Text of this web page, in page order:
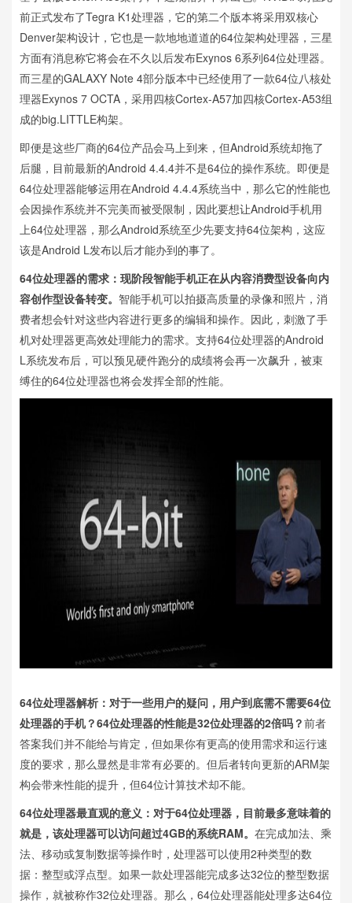
前正式发布了Tegra K1处理器，它的第二个版本将采用双核心
Denver架构设计，它也是一款地地道道的64位架构处理器，三星
方面有消息称它将会在不久以后发布Exynos 6系列64位处理器。
而三星的GALAXY Note 4部分版本中已经使用了一款64位八核处
理器Exynos 7 OCTA，采用四核Cortex-A57加四核Cortex-A53组
成的big.LITTLE构架。
即便是这些厂商的64位产品会马上到来，但Android系统却拖了
后腿，目前最新的Android 4.4.4并不是64位的操作系统。即便是
64位处理器能够运用在Android 4.4.4系统当中，那么它的性能也
会因操作系统并不完美而被受限制，因此要想让Android手机用
上64位处理器，那么Android系统至少先要支持64位架构，这应
该是Android L发布以后才能办到的事了。
64位处理器的需求：现阶段智能手机正在从内容消费型设备向内
容创作型设备转变。 智能手机可以拍摄高质量的录像和照片，消
费者想会针对这些内容进行更多的编辑和操作。因此，刺激了手
机对处理器更高效处理能力的需求。支持64位处理器的Android
L系统发布后，可以预见硬件跑分的成绩将会再一次飙升，被束
缚住的64位处理器也将会发挥全部的性能。
64位处理器解析：对于一些用户的疑问，用户到底需不需要64位
处理器的手机？64位处理器的性能是32位处理器的2倍吗？前者
答案我们并不能给与肯定，但如果你有更高的使用需求和运行速
度的要求，那么显然是非常有必要的。但后者转向更新的ARM架
构会带来性能的提升，但64位计算技术却不能。
64位处理器最直观的意义：对于64位处理器，目前最多意味着的
就是，该处理器可以访问超过4GB的系统RAM。 在完成加法、乘
法、移动或复制数据等操作时，处理器可以使用2种类型的数
据：整型或浮点型。如果一款处理器能完成多达32位的整型数据
操作，就被称作32位处理器。那么，64位处理器能处理多达64位